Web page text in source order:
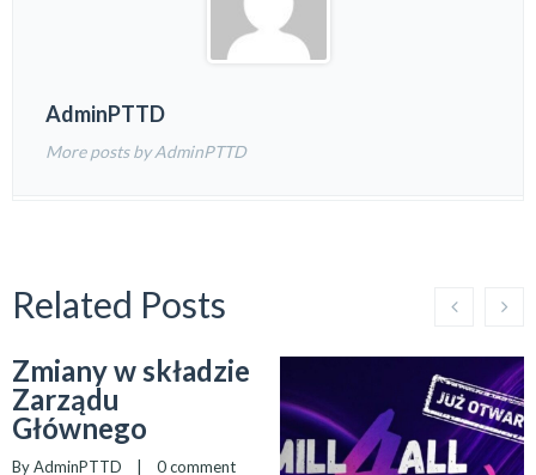
AdminPTTD
More posts by AdminPTTD
Related Posts
Zmiany w składzie
Zarządu
Głównego
By AdminPTTD 0 comment